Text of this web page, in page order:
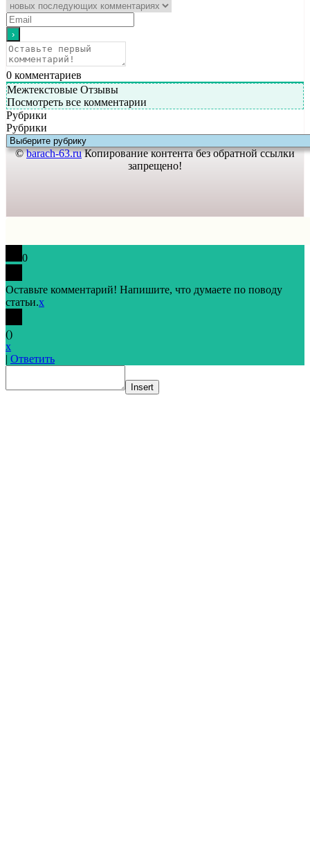
0 комментариев
Межтекстовые Отзывы
Посмотреть все комментарии
Рубрики
Рубрики
©barach-63.ruКопирование контента без обратной ссылки
запрещено!
0
Оставьте комментарий! Напишите, что думаете по поводу
статьи.x
()
x
| Ответить
Insert